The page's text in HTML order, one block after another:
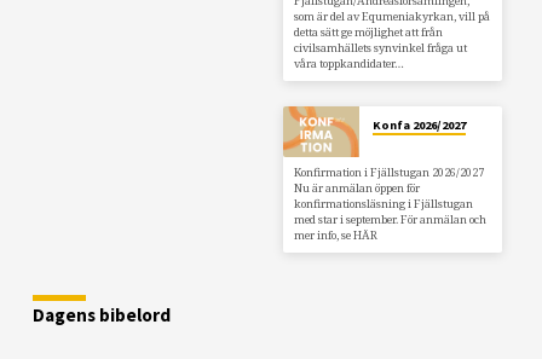
som är del av Equmeniakyrkan, vill på
detta sätt ge möjlighet att från
civilsamhällets synvinkel fråga ut
våra toppkandidater…
Konfa 2026/2027
Konfirmation i Fjällstugan 2026/2027
Nu är anmälan öppen för
konfirmationsläsning i Fjällstugan
med star i september. För anmälan och
mer info, se HÄR
Dagens bibelord